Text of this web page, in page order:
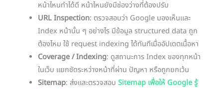
หน้าไหนทำได้ดี หน้าไหนยังมีช่องว่างที่ต้องปรับ
URL Inspection: ตรวจสอบว่า Google มองเห็นและ
Index หน้านั้น ๆ อย่างไร มีข้อมูล structured data ถูก
ต้องไหม ใช้ request indexing ได้ทันทีเมื่ออัปเดตเนื้อหา
Coverage / Indexing: ดูสถานะการ Index ของทุกหน้า
ในเว็บ แยกชัดระหว่างหน้าที่ผ่าน ปัญหา หรือถูกยกเว้น
Sitemap: ส่งและตรวจสอบSitemap เพื่อให้ Google รู้